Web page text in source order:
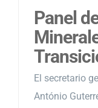
Panel
El secretario
António